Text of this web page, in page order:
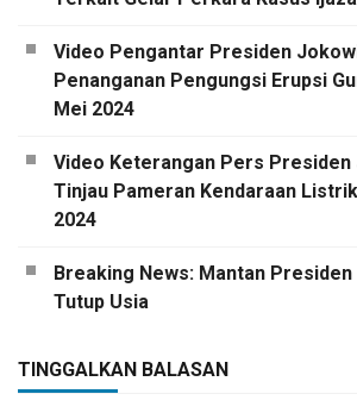
Video Pengantar Presiden
Penanganan Pengungsi Erupsi
Mei 2024
Video Keterangan Pers Presiden
Tinjau Pameran Kendaraan
2024
Breaking News: Mantan Presiden
Tutup Usia
TINGGALKAN BALASAN